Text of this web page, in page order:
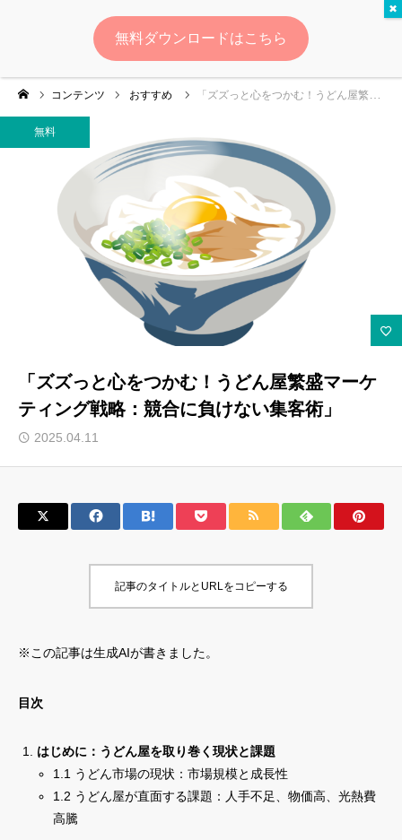
無料
コンテンツ おすすめ 「ズズっと心をつかむ！うどん屋繁盛マーケティング戦略：競合に負けない集客術」
無料
「ズズっと心をつかむ！うどん屋繁盛マーケ
ティング戦略：競合に負けない集客術」
2025.04.11
記事のタイトルとURLをコピーする
※この記事は生成AIが書きました。
目次
はじめに：うどん屋を取り巻く現状と課題
1.1 うどん市場の現状：市場規模と成長性
1.2 うどん屋が直面する課題：人手不足、物価高、光熱費
高騰
ログイン 会員登録
ゆいマーケとは？
実績・お客様の声
イベント・セミナー情報
スポンサー登録
サロン会員登録
ログイン
利用規約
運営会社
無料ダウンロードはこちら